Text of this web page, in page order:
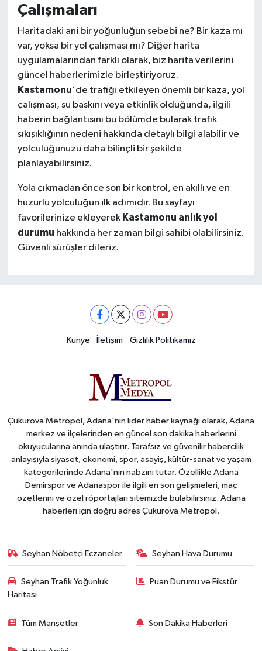
Çalışmaları
Haritadaki ani bir yoğunluğun sebebi ne? Bir kaza mı
var, yoksa bir yol çalışması mı? Diğer harita
uygulamalarından farklı olarak, biz harita verilerini
güncel haberlerimizle birleştiriyoruz.
Kastamonu'de trafiği etkileyen önemli bir kaza, yol
çalışması, su baskını veya etkinlik olduğunda, ilgili
haberin bağlantısını bu bölümde bularak trafik
sıkışıklığının nedeni hakkında detaylı bilgi alabilir ve
yolculuğunuzu daha bilinçli bir şekilde
planlayabilirsiniz.
Yola çıkmadan önce son bir kontrol, en akıllı ve en
huzurlu yolculuğun ilk adımıdır. Bu sayfayı
favorilerinize ekleyerek Kastamonu anlık yol
durumu hakkında her zaman bilgi sahibi olabilirsiniz.
Güvenli sürüşler dileriz.
Künye İletişim Gizlilik Politikamız
Çukurova Metropol, Adana'nın lider haber kaynağı olarak, Adana
merkez ve ilçelerinden en güncel son dakika haberlerini
okuyucularına anında ulaştırır. Tarafsız ve güvenilir habercilik
anlayışıyla siyaset, ekonomi, spor, asayiş, kültür-sanat ve yaşam
kategorilerinde Adana'nın nabzını tutar. Özellikle Adana
Demirspor ve Adanaspor ile ilgili en son gelişmeleri, maç
özetlerini ve özel röportajları sitemizde bulabilirsiniz. Adana
haberleri için doğru adres Çukurova Metropol.
Seyhan Nöbetçi Eczaneler Seyhan Hava Durumu
Seyhan Trafik Yoğunluk
Haritası
Puan Durumu ve Fikstür
Tüm Manşetler Son Dakika Haberleri